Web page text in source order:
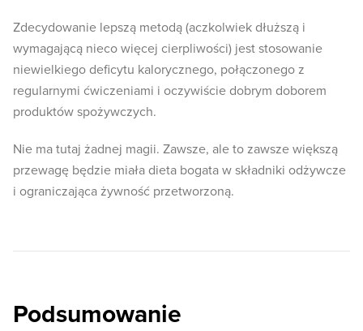
Zdecydowanie lepszą metodą (aczkolwiek dłuższą i
wymagającą nieco więcej cierpliwości) jest stosowanie
niewielkiego deficytu kalorycznego, połączonego z
regularnymi ćwiczeniami i oczywiście dobrym doborem
produktów spożywczych.
Nie ma tutaj żadnej magii. Zawsze, ale to zawsze większą
przewagę będzie miała dieta bogata w składniki odżywcze
i ograniczająca żywność przetworzoną.
Podsumowanie